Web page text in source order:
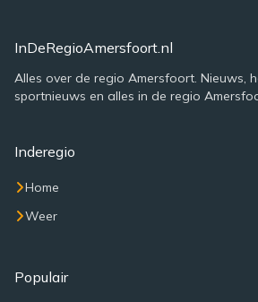
InDeRegioAmersfoort.nl
Alles over de regio Amersfoort. Nieuws,
sportnieuws en alles in de regio
Inderegio
Home
Weer
Populair